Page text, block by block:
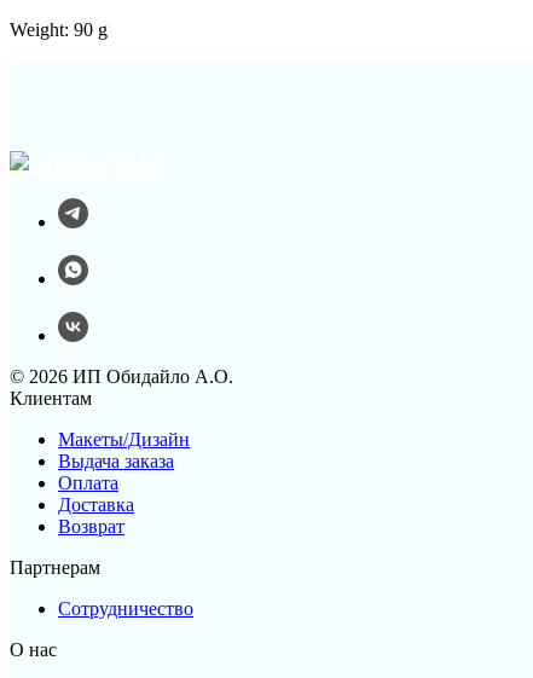
Weight: 90 g
© 2026 ИП Обидайло А.О.
Клиентам
Макеты/Дизайн
Выдача заказа
Оплата
Доставка
Возврат
Партнерам
Сотрудничество
О нас